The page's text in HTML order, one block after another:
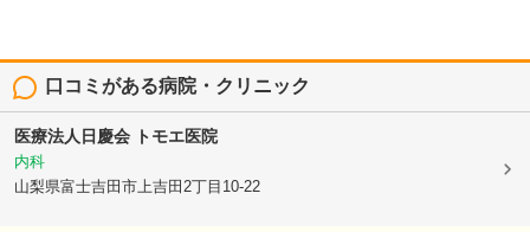
口コミがある病院・クリニック
医療法人日慶会 トモエ医院
内科
山梨県富士吉田市上吉田2丁目10-22